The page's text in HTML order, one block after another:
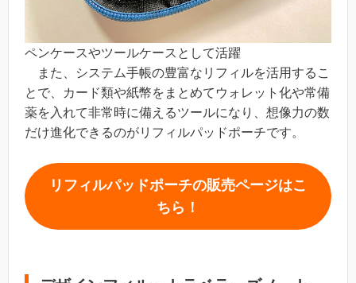
ペンケースやツールケースとして活躍
また、システム手帳の豊富なリフィルを活用するこ
とで、カード類や紙幣をまとめてウォレット化や常備
薬を入れて非常時に備えるツールになり、想像力の数
だけ進化できるのがリフィルパッドポーチです。
リフィルパッドポーチの販売ページはこ
ちら！